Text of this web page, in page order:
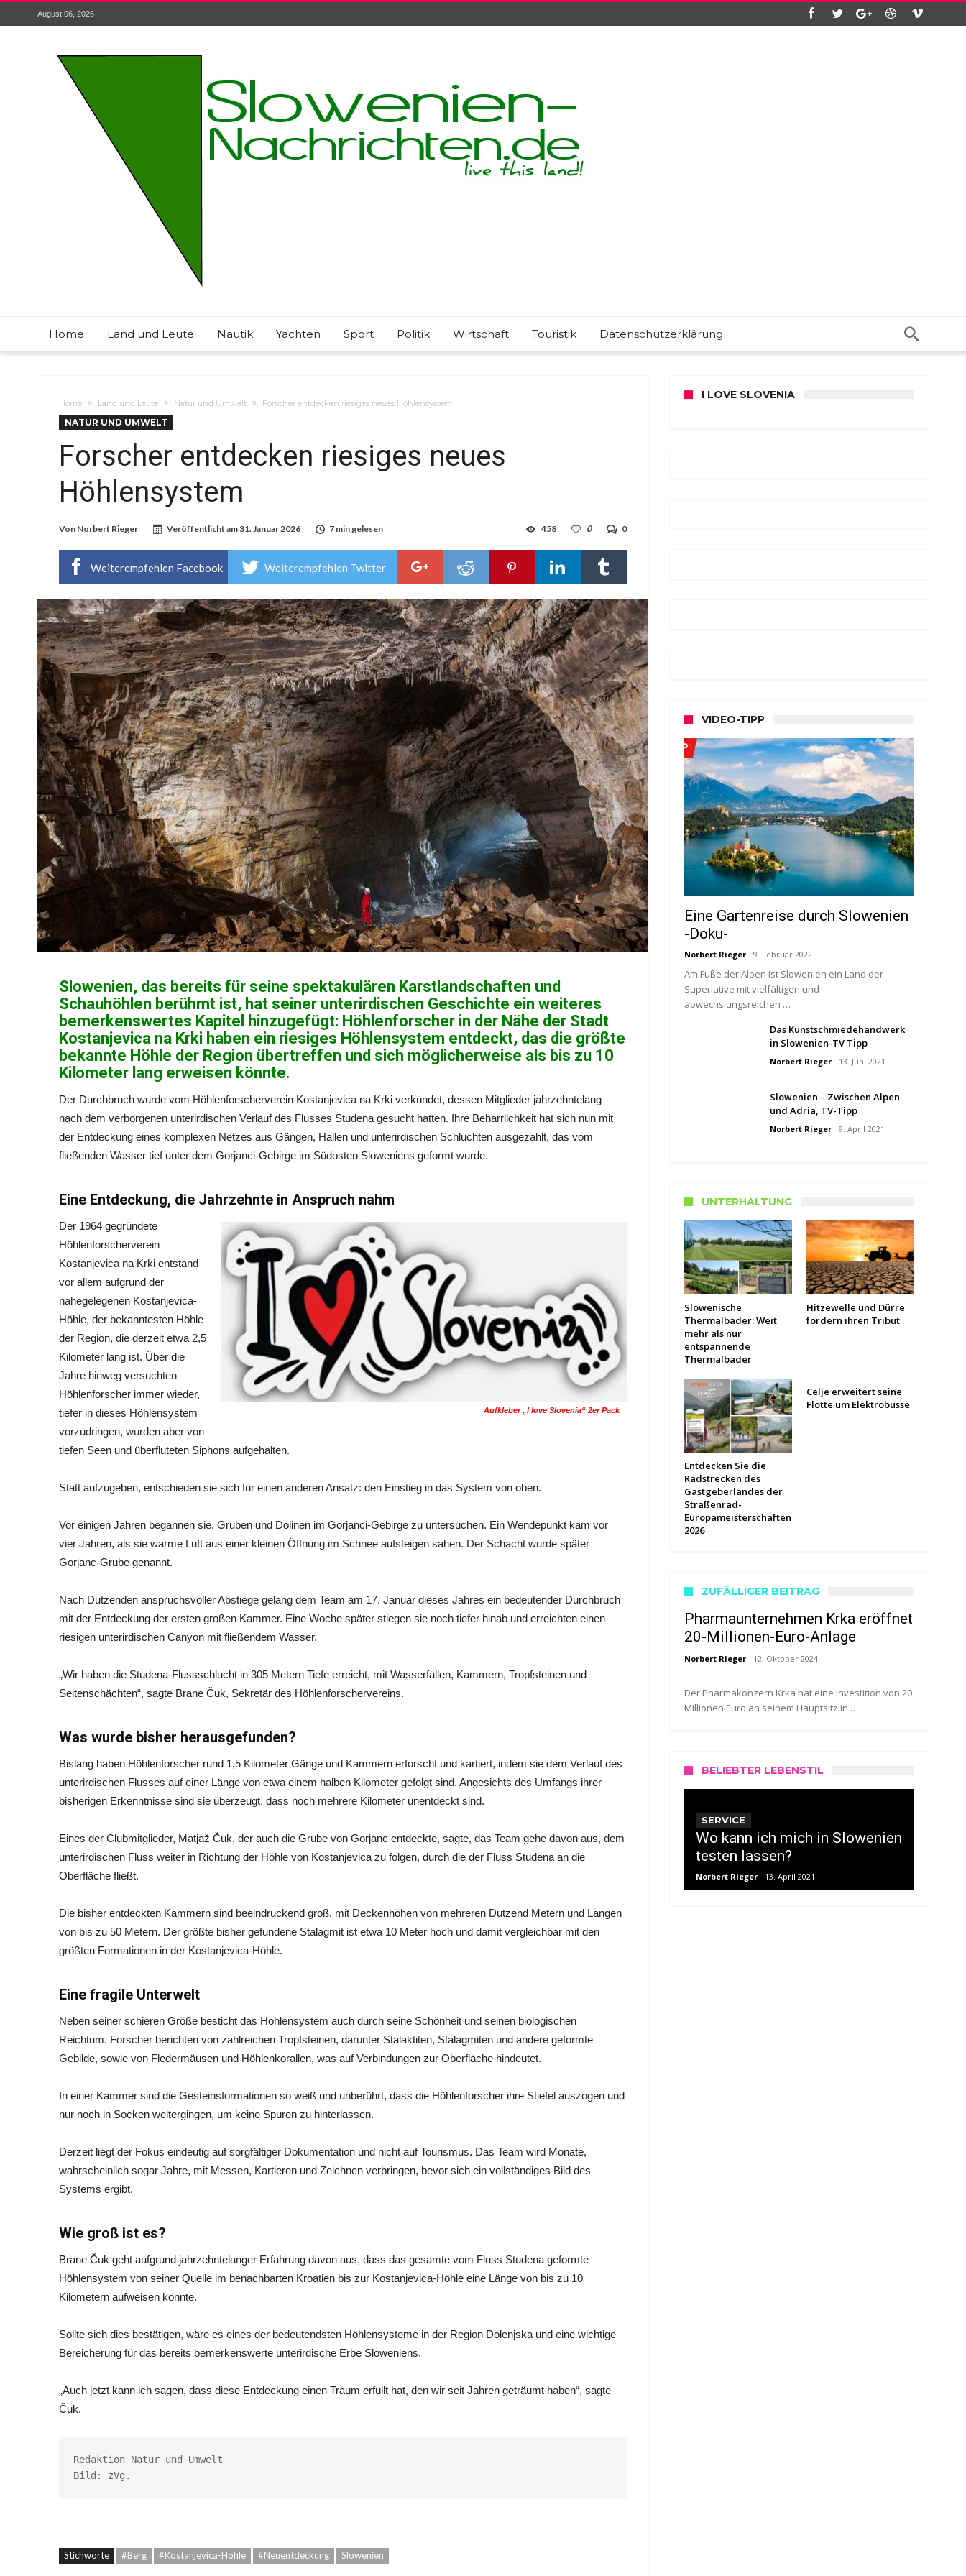
August 06, 2026
Home Land und Leute Nautik Yachten Sport Politik Wirtschaft Touristik Datenschutzerklärung
Home Land und Leute Natur und Umwelt Forscher entdecken riesiges neues Höhlensystem
NATUR UND UMWELT
Forscher entdecken riesiges neues
Höhlensystem
Von Norbert Rieger Veröffentlicht am31. Januar 2026 7 min gelesen 0
0
458
Weiterempfehlen Facebook Weiterempfehlen Twitter
Slowenien, das bereits für seine spektakulären Karstlandschaften und
Schauhöhlen berühmt ist, hat seiner unterirdischen Geschichte ein weiteres
bemerkenswertes Kapitel hinzugefügt: Höhlenforscher in der Nähe der Stadt
Kostanjevica na Krki haben ein riesiges Höhlensystem entdeckt, das die größte
bekannte Höhle der Region übertreffen und sich möglicherweise als bis zu 10
Kilometer lang erweisen könnte.
Der Durchbruch wurde vom Höhlenforscherverein Kostanjevica na Krki verkündet, dessen Mitglieder jahrzehntelang
nach dem verborgenen unterirdischen Verlauf des Flusses Studena gesucht hatten. Ihre Beharrlichkeit hat sich nun mit
der Entdeckung eines komplexen Netzes aus Gängen, Hallen und unterirdischen Schluchten ausgezahlt, das vom
fließenden Wasser tief unter dem Gorjanci-Gebirge im Südosten Sloweniens geformt wurde.
Eine Entdeckung, die Jahrzehnte in Anspruch nahm
Aufkleber „I love Slovenia“ 2er Pack
Der 1964 gegründete
Höhlenforscherverein
Kostanjevica na Krki entstand
vor allem aufgrund der
nahegelegenen Kostanjevica-
Höhle, der bekanntesten Höhle
der Region, die derzeit etwa 2,5
Kilometer lang ist. Über die
Jahre hinweg versuchten
Höhlenforscher immer wieder,
tiefer in dieses Höhlensystem
vorzudringen, wurden aber von
tiefen Seen und überfluteten Siphons aufgehalten.
Statt aufzugeben, entschieden sie sich für einen anderen Ansatz: den Einstieg in das System von oben.
Vor einigen Jahren begannen sie, Gruben und Dolinen im Gorjanci-Gebirge zu untersuchen. Ein Wendepunkt kam vor
vier Jahren, als sie warme Luft aus einer kleinen Öffnung im Schnee aufsteigen sahen. Der Schacht wurde später
Gorjanc-Grube genannt.
Nach Dutzenden anspruchsvoller Abstiege gelang dem Team am 17. Januar dieses Jahres ein bedeutender Durchbruch
mit der Entdeckung der ersten großen Kammer. Eine Woche später stiegen sie noch tiefer hinab und erreichten einen
riesigen unterirdischen Canyon mit fließendem Wasser.
„Wir haben die Studena-Flussschlucht in 305 Metern Tiefe erreicht, mit Wasserfällen, Kammern, Tropfsteinen und
Seitenschächten“, sagte Brane Čuk, Sekretär des Höhlenforschervereins.
Was wurde bisher herausgefunden?
Bislang haben Höhlenforscher rund 1,5 Kilometer Gänge und Kammern erforscht und kartiert, indem sie dem Verlauf des
unterirdischen Flusses auf einer Länge von etwa einem halben Kilometer gefolgt sind. Angesichts des Umfangs ihrer
bisherigen Erkenntnisse sind sie überzeugt, dass noch mehrere Kilometer unentdeckt sind.
Eines der Clubmitglieder, Matjaž Čuk, der auch die Grube von Gorjanc entdeckte, sagte, das Team gehe davon aus, dem
unterirdischen Fluss weiter in Richtung der Höhle von Kostanjevica zu folgen, durch die der Fluss Studena an die
Oberfläche fließt.
Die bisher entdeckten Kammern sind beeindruckend groß, mit Deckenhöhen von mehreren Dutzend Metern und Längen
von bis zu 50 Metern. Der größte bisher gefundene Stalagmit ist etwa 10 Meter hoch und damit vergleichbar mit den
größten Formationen in der Kostanjevica-Höhle.
Eine fragile Unterwelt
Neben seiner schieren Größe besticht das Höhlensystem auch durch seine Schönheit und seinen biologischen
Reichtum. Forscher berichten von zahlreichen Tropfsteinen, darunter Stalaktiten, Stalagmiten und andere geformte
Gebilde, sowie von Fledermäusen und Höhlenkorallen, was auf Verbindungen zur Oberfläche hindeutet.
In einer Kammer sind die Gesteinsformationen so weiß und unberührt, dass die Höhlenforscher ihre Stiefel auszogen und
nur noch in Socken weitergingen, um keine Spuren zu hinterlassen.
Derzeit liegt der Fokus eindeutig auf sorgfältiger Dokumentation und nicht auf Tourismus. Das Team wird Monate,
wahrscheinlich sogar Jahre, mit Messen, Kartieren und Zeichnen verbringen, bevor sich ein vollständiges Bild des
Systems ergibt.
Wie groß ist es?
Brane Čuk geht aufgrund jahrzehntelanger Erfahrung davon aus, dass das gesamte vom Fluss Studena geformte
Höhlensystem von seiner Quelle im benachbarten Kroatien bis zur Kostanjevica-Höhle eine Länge von bis zu 10
Kilometern aufweisen könnte.
Sollte sich dies bestätigen, wäre es eines der bedeutendsten Höhlensysteme in der Region Dolenjska und eine wichtige
Bereicherung für das bereits bemerkenswerte unterirdische Erbe Sloweniens.
„Auch jetzt kann ich sagen, dass diese Entdeckung einen Traum erfüllt hat, den wir seit Jahren geträumt haben“, sagte
Čuk.
Redaktion Natur und Umwelt
Bild: zVg.
Stichworte #Berg #Kostanjevica-Höhle #Neuentdeckung Slowenien
I LOVE SLOVENIA
VIDEO-TIPP
Eine Gartenreise durch Slowenien
-Doku-
Norbert Rieger 9. Februar 2022
Am Fuße der Alpen ist Slowenien ein Land der
Superlative mit vielfältigen und
abwechslungsreichen …
Das Kunstschmiedehandwerk
in Slowenien-TV Tipp
Norbert Rieger 13. Juni 2021
Slowenien – Zwischen Alpen
und Adria, TV-Tipp
Norbert Rieger 9. April 2021
UNTERHALTUNG
Slowenische
Thermalbäder: Weit
mehr als nur
entspannende
Thermalbäder
Hitzewelle und Dürre
fordern ihren Tribut
Entdecken Sie die
Radstrecken des
Gastgeberlandes der
Straßenrad-
Europameisterschaften
2026
Celje erweitert seine
Flotte um Elektrobusse
ZUFÄLLIGER BEITRAG
Pharmaunternehmen Krka eröffnet
20-Millionen-Euro-Anlage
Norbert Rieger 12. Oktober 2024
Der Pharmakonzern Krka hat eine Investition von 20
Millionen Euro an seinem Hauptsitz in …
BELIEBTER LEBENSTIL
SERVICE
Wo kann ich mich in Slowenien
testen lassen?
Norbert Rieger 13. April 2021